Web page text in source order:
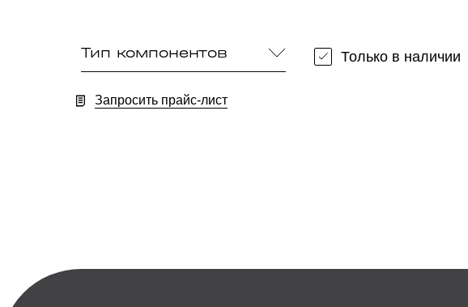
Тип компонентов Только в наличии
Запросить прайс-лист